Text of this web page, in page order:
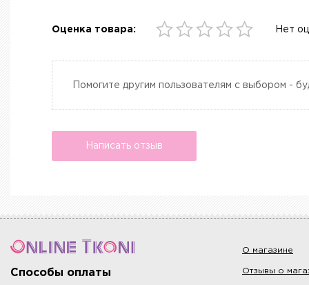
Оценка товара: Нет
Помогите другим пользователям с выбором -
Написать отзыв
Способы оплаты
О магазине
Отзывы о